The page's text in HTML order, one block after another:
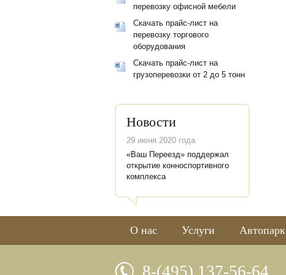
перевозку офисной мебели
Скачать прайс-лист на
перевозку торгового
оборудования
Скачать прайс-лист на
грузоперевозки от 2 до 5 тонн
Новости
29 июня 2020 года
«Ваш Переезд» поддержал
открытие конноспортивного
комплекса
О нас Услуги Автопарк
8-(495) 137-56-64